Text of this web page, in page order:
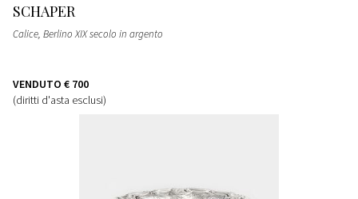
SCHAPER
Calice, Berlino XIX secolo in argento
VENDUTO € 700
(diritti d'asta esclusi)